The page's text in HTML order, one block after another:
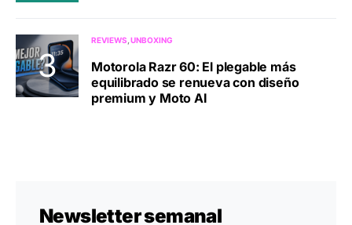
REVIEWS UNBOXING
Motorola Razr 60: El plegable más
equilibrado se renueva con diseño
premium y Moto AI
Newsletter semanal